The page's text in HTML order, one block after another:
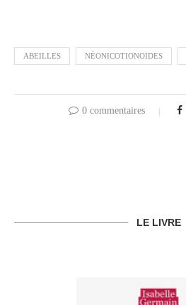
ABEILLES NÉONICOTIONOIDES
0 commentaires
LE LIVRE